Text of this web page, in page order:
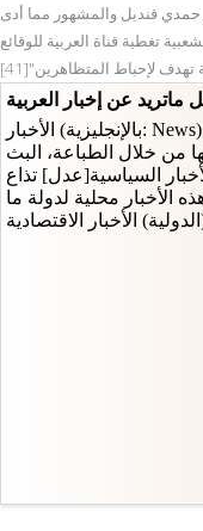
حمدي قنديل والمشهور مما أدى
الشعبية تغطية قناة العربية للوقائع